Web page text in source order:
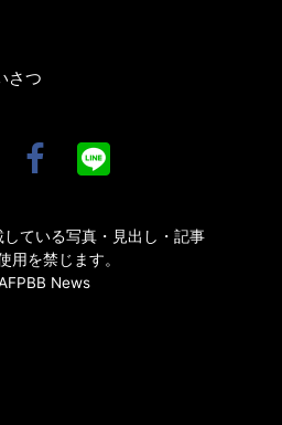
さつ
ている写真・見出し・記事
用を禁じます。
News